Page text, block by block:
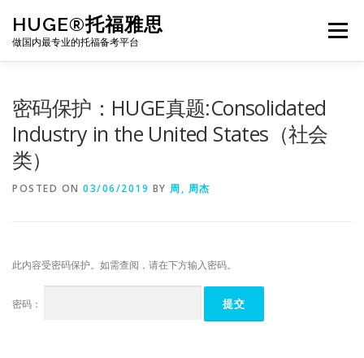
content
HUGE®托福雅思
做国内最专业的托福备考平台
Menu
TOEFL干货资料
密码保护：HUGE真题:Consolidated
Industry in the United States（社会
类）
POSTED ON 03/06/2019 BY 周, 周杰
此内容受密码保护。如需查阅，请在下方输入密码。
密码：